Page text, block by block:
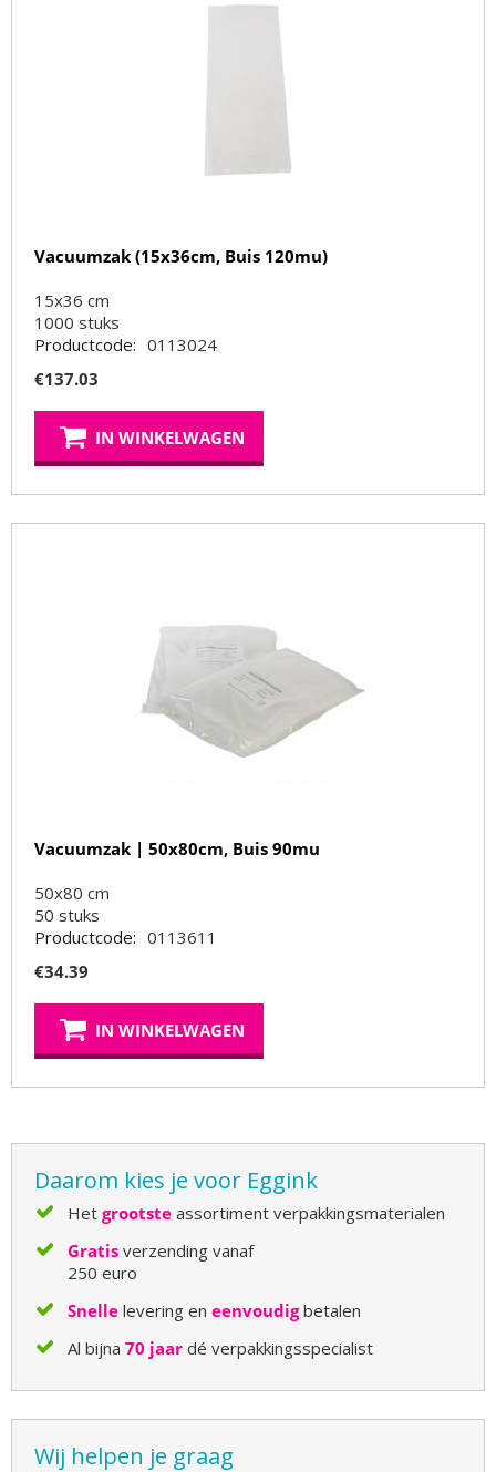
Vacuumzak (15x36cm, Buis 120mu)
15x36 cm
1000 stuks
Productcode: 0113024
€137.03
IN WINKELWAGEN
Vacuumzak | 50x80cm, Buis 90mu
50x80 cm
50 stuks
Productcode: 0113611
€34.39
IN WINKELWAGEN
Daarom kies je voor Eggink
Het grootste assortiment verpakkingsmaterialen
Gratis verzending vanaf
250 euro
Snelle levering en eenvoudigbetalen
Al bijna 70 jaar dé verpakkingsspecialist
Wij helpen je graag